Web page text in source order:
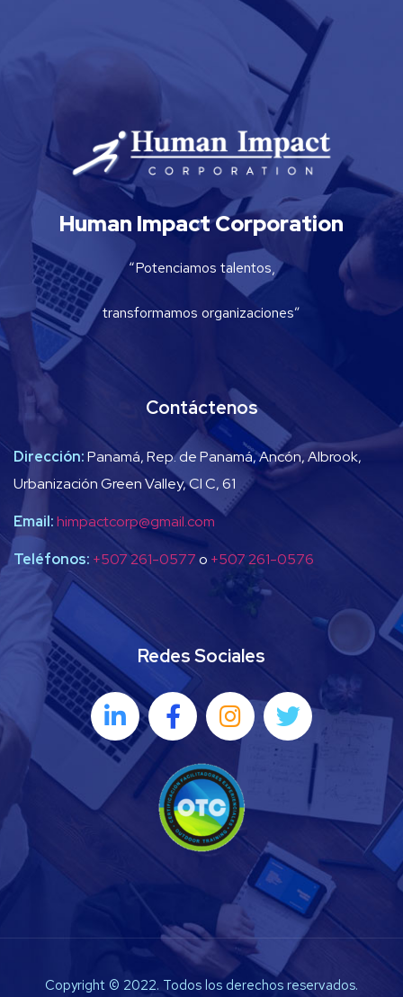
Human Impact Corporation
“Potenciamos talentos,
transformamos organizaciones”
Contáctenos
Dirección:Panamá, Rep. de Panamá, Ancón, Albrook,
Urbanización Green Valley, Cl C, 61
Email:himpactcorp@gmail.com
Teléfonos: +507 261-0577o +507 261-0576
Redes Sociales
Copyright © 2022. Todos los derechos reservados.